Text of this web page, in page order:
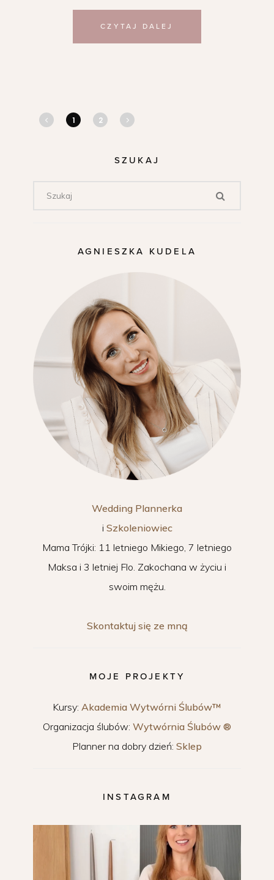
CZYTAJ DALEJ
1 2
SZUKAJ
AGNIESZKA KUDELA
Wedding Plannerka
i Szkoleniowiec
Mama Trójki: 11 letniego Mikiego, 7 letniego
Maksa i 3 letniej Flo. Zakochana w życiu i
swoim mężu.
Skontaktuj się ze mną
MOJE PROJEKTY
Kursy: Akademia Wytwórni Ślubów™
Organizacja ślubów: Wytwórnia Ślubów ®
Planner na dobry dzień: Sklep
INSTAGRAM